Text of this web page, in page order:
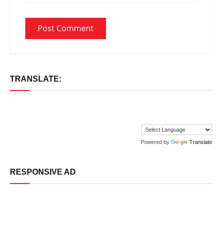
TRANSLATE:
Powered by Translate
RESPONSIVE AD